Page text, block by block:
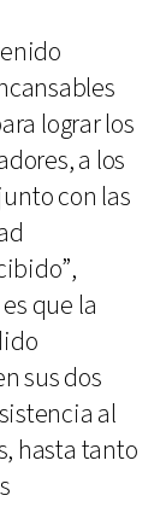
lograr los
a los
con las
que la
sus dos
al
hasta tanto